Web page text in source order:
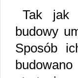
Tak jak
budowy
Sposób